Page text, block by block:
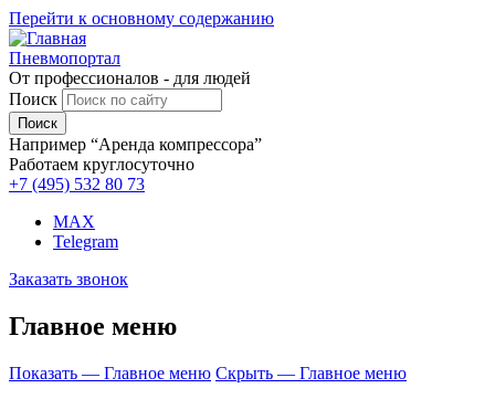
Перейти к основному содержанию
Пневмопортал
От профессионалов - для людей
Поиск
Например “Аренда компрессора”
Работаем круглосуточно
+7 (495) 532 80 73
MAX
Telegram
Заказать звонок
Главное меню
Показать — Главное меню Скрыть — Главное меню